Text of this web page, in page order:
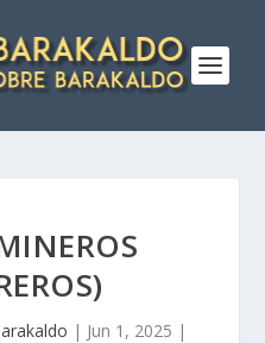
| Jun 1, 2025 |